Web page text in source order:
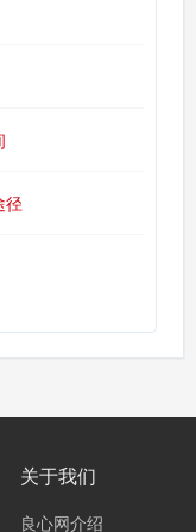
径
关于我们
良心网介绍